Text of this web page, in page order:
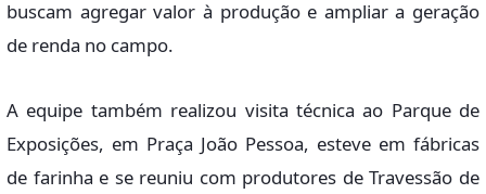
buscam agregar valor à produção e ampliar a geração
de renda no campo.
A equipe também realizou visita técnica ao Parque de
Exposições, em Praça João Pessoa, esteve em fábricas
de farinha e se reuniu com produtores de Travessão de